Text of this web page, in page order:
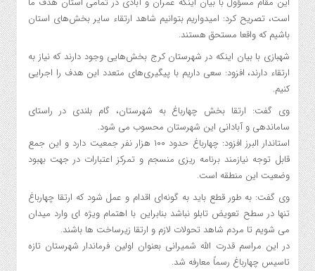
است، تصریح کرد: امیدواریم بتوانیم شاهد ارتقاء سایر بخش‌های استان
باشیم که واقعا مستحق هستند.
شهبازی با بیان اینکه در شهرستان کرج بخش‌هایی وجود دارند که نیاز به
ارتقاء دارند، افزود: سعی داریم با پیگیری‌های متعدد این هدف را اجرایی
کنیم.
وی گفت: ارتقا بخش چهارباغ به شهرستان، گام بلندی در راستای
ساماندهی و آبادانی این شهرستان محسوب می شود.
استاندار البرز افزود: چهارباغ حدود ۱۰۰ هزار نفر جمعیت دارد و این جمع
قابل توجه نیازمند برنامه ریزی منسجم و تمرکز اعتبارات در جهت بهبود
وضعیت این منطقه است.
وی گفت: به طور قطع باید به گونه‌ای اقدام و عمل شود که ارتقا چهارباغ
تنها در سطح تعویض تابلو نباشد بنابراین با اهتمام ویژه ای وارد میدان
می شویم تا مردم شاهد تحولات لازم و ارتقا زیرساخت ها باشند.
در این مراسم قدرت الله شمیرانی بعنوان اولین فرماندار شهرستان تازه
تاسیس چهارباغ رسماً معارفه شد.